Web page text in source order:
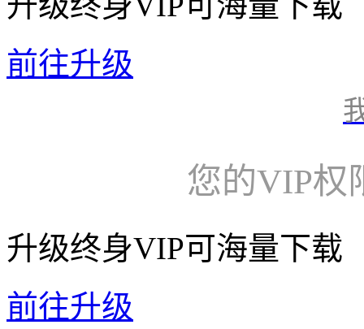
前往升级
您的VIP权
升级终身VIP可海量下载
前往升级